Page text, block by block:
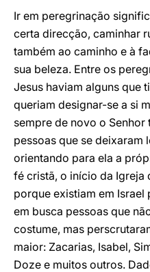
Ir em peregrinação
certa direcção, caminhar
também ao caminho e à
sua beleza. Entre os
Jesus haviam alguns que
queriam designar-se a si
sempre de novo o
pessoas que se deixaram
orientando para ela a
fé cristã, o início da Igreja
porque existiam em
em busca pessoas que
costume, mas
maior: Zacarias, Isabel,
Doze e muitos outros.